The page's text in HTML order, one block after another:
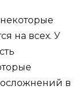
на всех. У
в